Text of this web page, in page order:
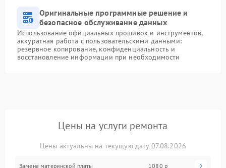
Оригинальные программные решение и
безопасное обслуживание данных
Использование официальных прошивок и инструментов,
аккуратная работа с пользовательскими данными:
резервное копирование, конфиденциальность и
восстановление информации при необходимости
Цены на услуги ремонта
Цены актуальны на текущую дату 07.08.2026
Замена материнской платы 1080 р